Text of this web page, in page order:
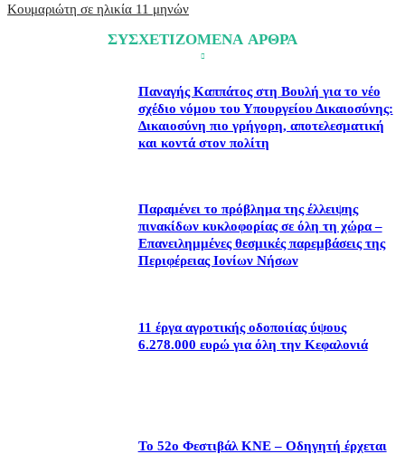
Κουμαριώτη σε ηλικία 11 μηνών
ΣΥΣΧΕΤΙΖΟΜΕΝΑ ΑΡΘΡΑ
Παναγής Καππάτος στη Βουλή για το νέο
σχέδιο νόμου του Υπουργείου Δικαιοσύνης:
Δικαιοσύνη πιο γρήγορη, αποτελεσματική
και κοντά στον πολίτη
Παραμένει το πρόβλημα της έλλειψης
πινακίδων κυκλοφορίας σε όλη τη χώρα –
Επανειλημμένες θεσμικές παρεμβάσεις της
Περιφέρειας Ιονίων Νήσων
11 έργα αγροτικής οδοποιίας ύψους
6.278.000 ευρώ για όλη την Κεφαλονιά
Το 52ο Φεστιβάλ ΚΝΕ – Οδηγητή έρχεται